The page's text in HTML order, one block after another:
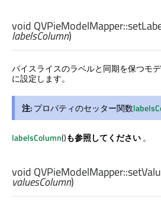
void QVPieModelMapper::
labelsColumn)
パイスライスのラベルと同期を保つモ
に設定します。
注:プロパティのセッター関数
labelsColumn()も参照してください。
void QVPieModelMapper::
valuesColumn)